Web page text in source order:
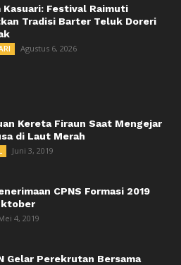
Kasuari: Festival Raimuti
Tradisi Barter Teluk Doreri
Agustus 6, 2026
Kereta Firaun Saat Mengejar
di Laut Merah
Juni 3, 2019
CPNS Formasi 2019
4, 2019
Gelar Perekrutan Bersama